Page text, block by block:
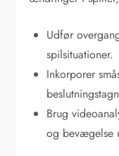
Udfør
spilsituationer.
Inkorporer
Brug
og bevægelse